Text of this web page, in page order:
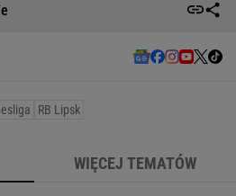
RB Lipsk
WIĘCEJ TEMATÓW